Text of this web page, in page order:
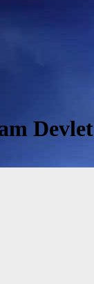
Devlet